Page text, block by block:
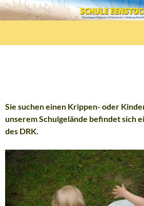
Zum
Inhalt
Sie suchen einen Krippen- oder
unserem Schulgelände befindet sich
des DRK.